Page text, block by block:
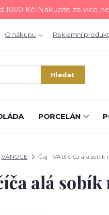
Kč! Nakupte za více
O nákupu Reklamní
Hledat
PORCELÁN
VÁNOCE Čaj - VA13 číča alá sobík
alá